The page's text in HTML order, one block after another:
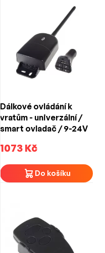
Dálkové ovládání k
vratům - univerzální /
smart ovladač / 9-24V
1073 Kč
Do košíku